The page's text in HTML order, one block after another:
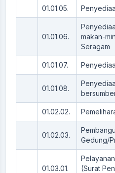
01.01.05.
01.01.06.
makan-
Seragam
01.01.07.
01.01.08.
01.02.02.
01.02.03.
Gedung/
01.03.01.
(Surat